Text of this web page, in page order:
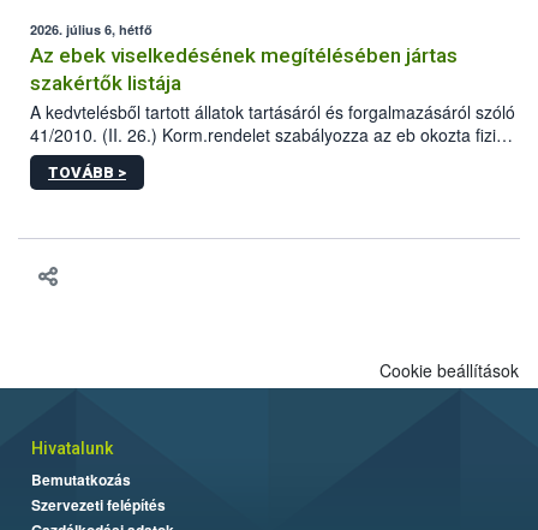
2026. július 6, hétfő
Az ebek viselkedésének megítélésében jártas
szakértők listája
A kedvtelésből tartott állatok tartásáról és forgalmazásáról szóló
41/2010. (II. 26.) Korm.rendelet szabályozza az eb okozta fizikai
sérülés, illetve ennek veszélye keletkezésekor felmerülő
hatósági feladatokat, valamint a veszélyes eb tartását és annak
TOVÁBB >
Cookie beállítások
Hivatalunk
Bemutatkozás
Szervezeti felépítés